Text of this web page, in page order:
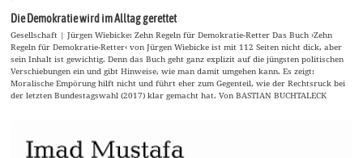
Die Demokratie wird im Alltag gerettet
Gesellschaft | Jürgen Wiebicke: Zehn Regeln für Demokratie-Retter Das Buch ›Zehn
Regeln für Demokratie-Retter‹ von Jürgen Wiebicke ist mit 112 Seiten nicht dick, aber
sein Inhalt ist gewichtig. Denn das Buch geht ganz explizit auf die jüngsten politischen
Verschiebungen ein und gibt Hinweise, wie man damit umgehen kann. Es zeigt:
Moralische Empörung hilft nicht und führt eher zum Gegenteil, wie der Rechtsruck bei
der letzten Bundestagswahl (2017) klar gemacht hat. Von BASTIAN BUCHTALECK